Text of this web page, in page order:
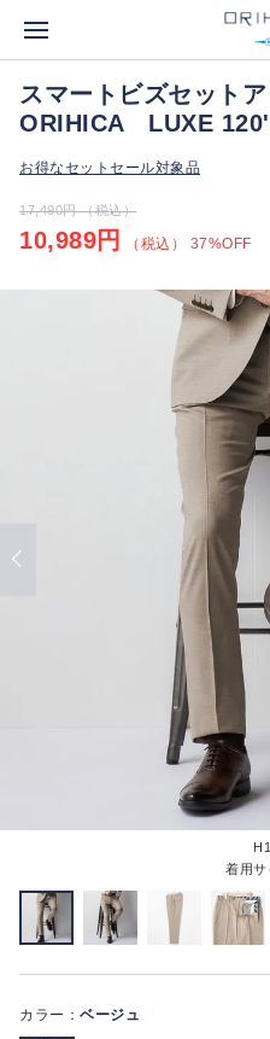
スマートビズセット
ORIHICA LUXE
お得なセットセール対象品
17,490円 （税込）
10,989円 （税込） 37%OFF
着用
カラー： ベージュ